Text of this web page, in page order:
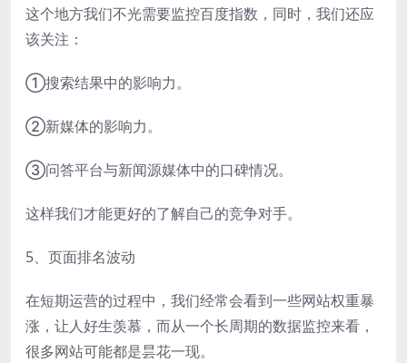
这个地方我们不光需要监控百度指数，同时，我们还应
该关注：
①搜索结果中的影响力。
②新媒体的影响力。
③问答平台与新闻源媒体中的口碑情况。
这样我们才能更好的了解自己的竞争对手。
5、页面排名波动
在短期运营的过程中，我们经常会看到一些网站权重暴
涨，让人好生羡慕，而从一个长周期的数据监控来看，
很多网站可能都是昙花一现。